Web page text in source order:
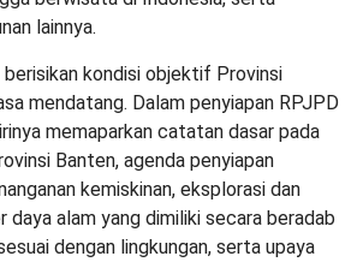
lainnya.
berisikan kondisi objektif Provinsi
mendatang. Dalam penyiapan RPJPD
memaparkan catatan dasar pada
Banten, agenda penyiapan
kemiskinan, eksplorasi dan
daya alam yang dimiliki secara beradab
dengan lingkungan, serta upaya